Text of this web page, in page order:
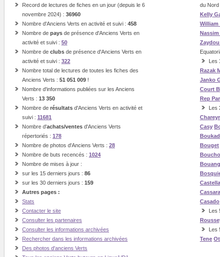
Record de lectures de fiches en un jour (depuis le 6
novembre 2024) : 36960
Nombre d'Anciens Verts en activité et suivi : 458
Nombre de pays de présence d'Anciens Verts en
activité et suivi : 50
Nombre de clubs de présence d'Anciens Verts en
activité et suivi : 322
Nombre total de lectures de toutes les fiches des
Anciens Verts : 51 051 009 !
Nombre d'informations publiées sur les Anciens
Verts : 13 350
Nombre de résultats d'Anciens Verts en activité et
suivi : 11681
Nombre d'achats/ventes d'Anciens Verts
répertoriés : 178
Nombre de photos d'Anciens Verts : 28
Nombre de buts recencés : 1024
Nombre de mises à jour :
sur les 15 derniers jours : 86
sur les 30 derniers jours : 159
Autres pages :
Stats
Contacter le site
Consulter les partenaires
Consulter les informations archivées
Rechercher dans les informations archivées
Des photos d'anciens Verts
du Nord
Kelly
William
Les
Razak
Janko
Court
Rep
Les
Casy
Bouget
Cassara
Casado
Les
Les
Tene